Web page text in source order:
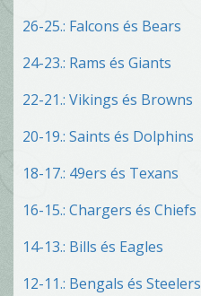
26-25.: Falcons és Bears
24-23.: Rams és Giants
22-21.: Vikings és Browns
20-19.: Saints és Dolphins
18-17.: 49ers és Texans
16-15.: Chargers és Chiefs
14-13.: Bills és Eagles
12-11.: Bengals és Steelers